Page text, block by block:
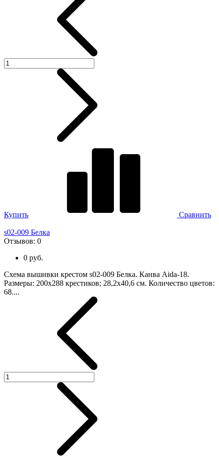
Купить Сравнить
s02-009 Белка
Отзывов: 0
0 руб.
Схема вышивки крестом s02-009 Белка. Канва Aida-18.
Размеры: 200х288 крестиков; 28,2х40,6 см. Количество цветов:
68....